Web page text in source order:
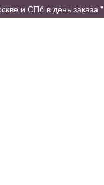
и СПб в день заказа "